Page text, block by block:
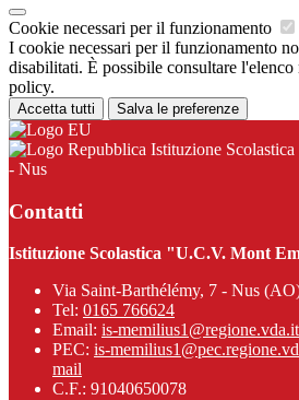
Cookie necessari per il funzionamento
I cookie necessari per il funzionamento
disabilitati. È possibile consultare
policy.
Accetta tutti Salva le preferenze
Istituzione
- Nus
Contatti
Istituzione Scolastica "U.C.V. Mont
Via Saint-Barthélémy, 7 - Nus
Tel: 0165 766624
Email: is-memilius1@regione.vda.it
PEC: is-
mail
C.F.: 91040650078